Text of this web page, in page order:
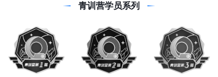
青训营学员系列